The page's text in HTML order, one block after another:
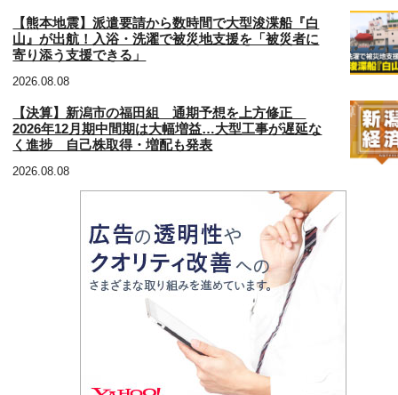
【熊本地震】派遣要請から数時間で大型浚渫船『白
山』が出航！入浴・洗濯で被災地支援を「被災者に
寄り添う支援できる」
2026.08.08
【決算】新潟市の福田組 通期予想を上方修正
2026年12月期中間期は大幅増益…大型工事が遅延な
く進捗 自己株取得・増配も発表
2026.08.08